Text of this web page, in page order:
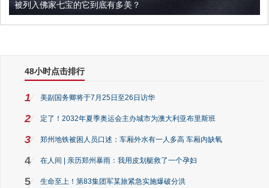
被列入佛家七宝的它到底有多美？
48小时点击排行
1 美副国务卿将于7月25日至26日访华
2 定了！2032年夏季奥运会主办城市为澳大利亚布里斯班
3 郑州地铁被困人员口述：车厢外水有一人多高 车厢内缺氧
4 在人间 | 亲历郑州暴雨：我用皮划艇救了一个孕妇
5 生命至上！第83集团军某旅紧急实施爆破分洪